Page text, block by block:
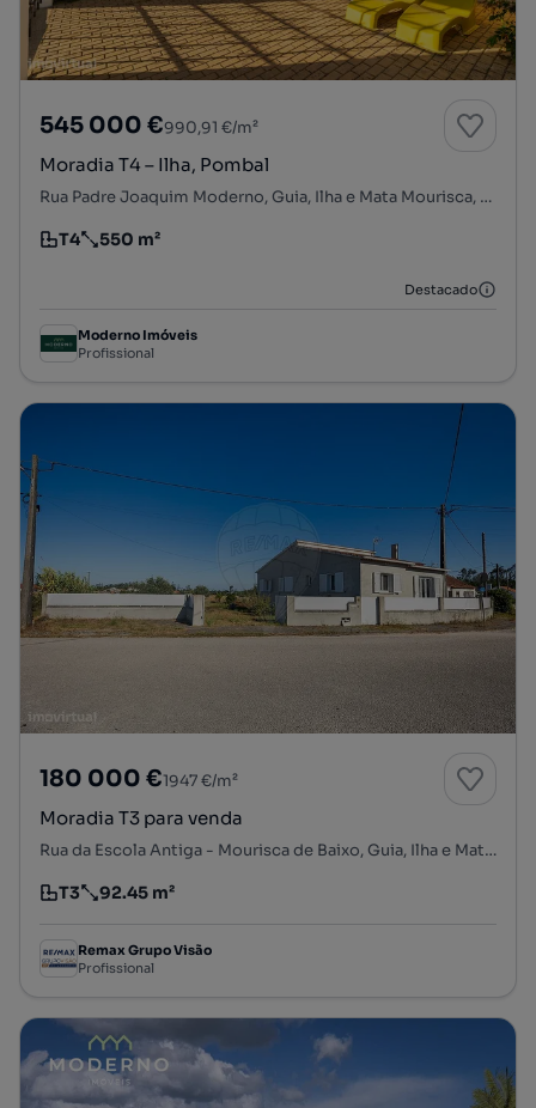
545 000 €990,91 €/m²
Moradia T4 – Ilha, Pombal
Rua Padre Joaquim Moderno, Guia, Ilha e Mata Mourisca, Pombal, Leiria
Tipologia
T4
Preço por metro quadrado
550 m²
Destacado
Moderno Imóveis
Profissional
180 000 €1947 €/m²
Moradia T3 para venda
Rua da Escola Antiga - Mourisca de Baixo, Guia, Ilha e Mata Mourisca, Pombal, Leiria
Tipologia
T3
Preço por metro quadrado
92.45 m²
Remax Grupo Visão
Profissional